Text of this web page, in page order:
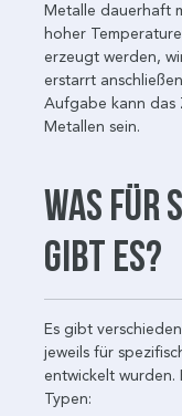
Metalle dauerhaft
hoher
erzeugt werden,
erstarrt
Aufgabe kann das
Metallen sein.
Was für
gibt es?
Es gibt
jeweils für
entwickelt wurden.
Typen: